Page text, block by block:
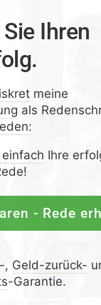
Ihren
meine
als
Ihre
- Rede
-, Geld-zurück-
-Garantie.